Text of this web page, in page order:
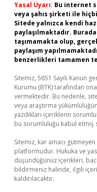
Yasal Uyarı: Bu internet
veya şahıs şirketi ile
Sitede yalnızca kendi
paylaşılmaktadır.
taşımamakta olup,
paylaşım
benzerlikleri tamamen
Sitemiz, 5651 Sayılı Kanun
Kurumu (BTK) tarafından
vermektedir. Bu nedenle,
veya araştırma
yazdıkları içeriklerin
bu sorumluluğu kabul etmiş
Sitemiz, kar amacı
platformudur. Hukuka ve
düşündüğünüz içerikleri,
bildirmeniz halinde, ilgili
kaldırılacaktır.